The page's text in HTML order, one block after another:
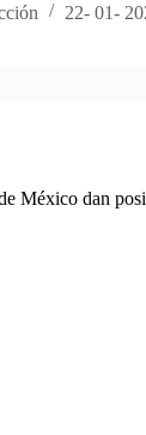
22- 01-
México dan